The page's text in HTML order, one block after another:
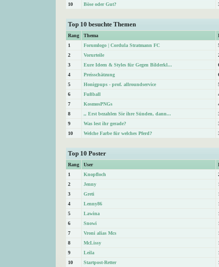
10
Böse oder Gut?
Top 10 besuchte Themen
Rang Thema
1
Forumlogo | Cordula Stratmann FC
2
Vorurteile
3
Eure Ideen & Styles für Gegen Bilderkl...
4
Preisschätzung
5
Honigpups - prof. allroundservice
6
Fußball
7
KosmosPNGs
8
,, Erst bezahlen Sie ihre Sünden, dann...
9
Was lest ihr gerade?
10
Welche Farbe für welches Pferd?
Top 10 Poster
Rang User
1
Knopfloch
2
Jenny
3
Greti
4
Lenny86
5
Lawina
6
Snowi
7
Vroni alias Mcs
8
McLissy
9
Leila
10
Startpost-Retter